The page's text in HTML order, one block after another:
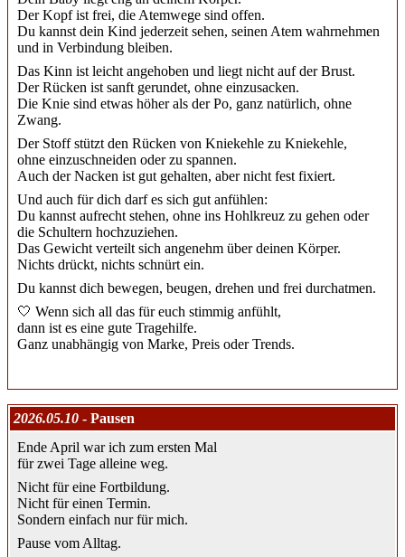
Der Kopf ist frei, die Atemwege sind offen.
Du kannst dein Kind jederzeit sehen, seinen Atem wahrnehmen
und in Verbindung bleiben.
Das Kinn ist leicht angehoben und liegt nicht auf der Brust.
Der Rücken ist sanft gerundet, ohne einzusacken.
Die Knie sind etwas höher als der Po, ganz natürlich, ohne
Zwang.
Der Stoff stützt den Rücken von Kniekehle zu Kniekehle,
ohne einzuschneiden oder zu spannen.
Auch der Nacken ist gut gehalten, aber nicht fest fixiert.
Und auch für dich darf es sich gut anfühlen:
Du kannst aufrecht stehen, ohne ins Hohlkreuz zu gehen oder
die Schultern hochzuziehen.
Das Gewicht verteilt sich angenehm über deinen Körper.
Nichts drückt, nichts schnürt ein.
Du kannst dich bewegen, beugen, drehen und frei durchatmen.
🤍 Wenn sich all das für euch stimmig anfühlt,
dann ist es eine gute Tragehilfe.
Ganz unabhängig von Marke, Preis oder Trends.
2026.05.10 - Pausen
Ende April war ich zum ersten Mal
für zwei Tage alleine weg.
Nicht für eine Fortbildung.
Nicht für einen Termin.
Sondern einfach nur für mich.
Pause vom Alltag.